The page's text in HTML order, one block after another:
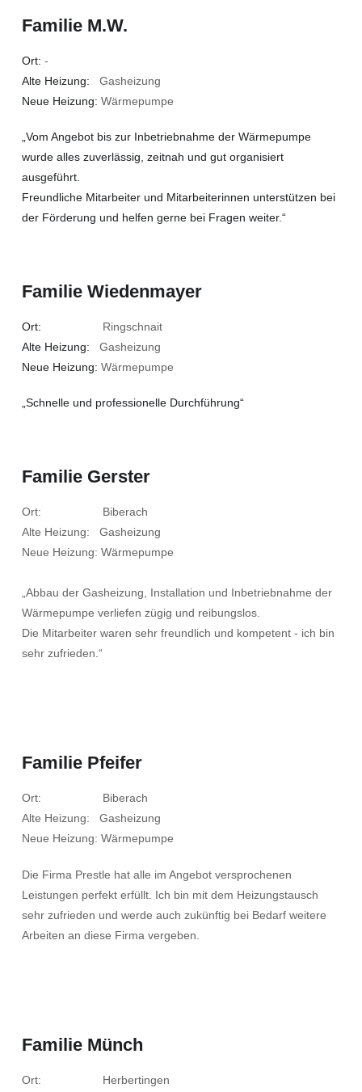
Familie M.W.
Ort: -
Alte Heizung: Gasheizung
Neue Heizung: Wärmepumpe
„Vom Angebot bis zur Inbetriebnahme der Wärmepumpe
wurde alles zuverlässig, zeitnah und gut organisiert
ausgeführt.
Freundliche Mitarbeiter und Mitarbeiterinnen unterstützen bei
der Förderung und helfen gerne bei Fragen weiter.“
Familie Wiedenmayer
Ort: Ringschnait
Alte Heizung: Gasheizung
Neue Heizung: Wärmepumpe
„Schnelle und professionelle Durchführung“
Familie Gerster
Ort: Biberach
Alte Heizung: Gasheizung
Neue Heizung: Wärmepumpe
„Abbau der Gasheizung, Installation und Inbetriebnahme der
Wärmepumpe verliefen zügig und reibungslos.
Die Mitarbeiter waren sehr freundlich und kompetent - ich bin
sehr zufrieden.“
Familie Pfeifer
Ort: Biberach
Alte Heizung: Gasheizung
Neue Heizung: Wärmepumpe
Die Firma Prestle hat alle im Angebot versprochenen
Leistungen perfekt erfüllt. Ich bin mit dem Heizungstausch
sehr zufrieden und werde auch zukünftig bei Bedarf weitere
Arbeiten an diese Firma vergeben.
Familie Münch
Ort: Herbertingen